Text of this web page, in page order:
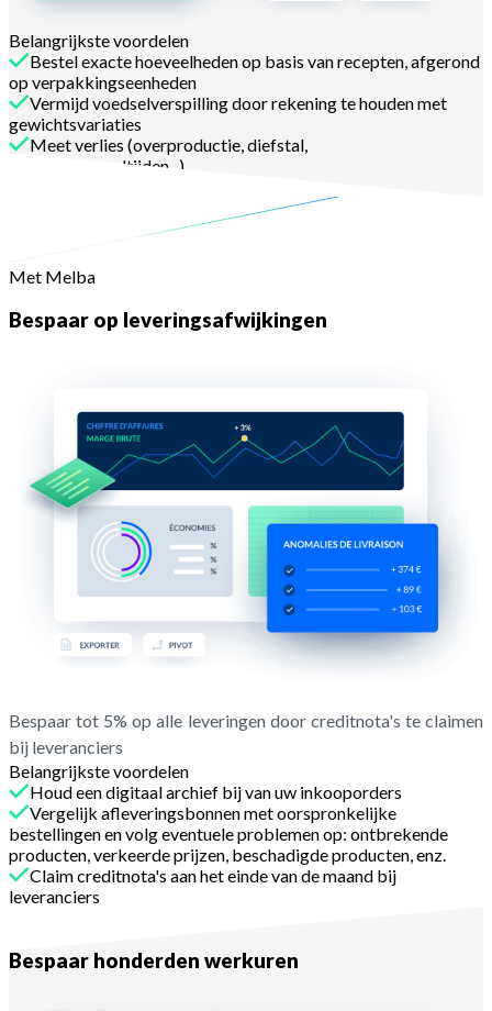
Belangrijkste voordelen
Bestel exacte hoeveelheden op basis van recepten, afgerond
op verpakkingseenheden
Vermijd voedselverspilling door rekening te houden met
gewichtsvariaties
Meet verlies (overproductie, diefstal,
personeelsmaaltijden...)
Met Melba
Bespaar op leveringsafwijkingen
Bespaar tot 5% op alle leveringen door creditnota's te claimen
bij leveranciers
Belangrijkste voordelen
Houd een digitaal archief bij van uw inkooporders
Vergelijk afleveringsbonnen met oorspronkelijke
bestellingen en volg eventuele problemen op: ontbrekende
producten, verkeerde prijzen, beschadigde producten, enz.
Claim creditnota's aan het einde van de maand bij
leveranciers
Bespaar honderden werkuren